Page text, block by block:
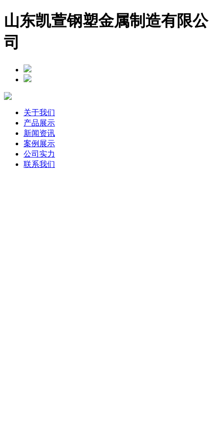
山东凯萱钢塑金属制造有限公
司
关于我们
产品展示
新闻资讯
案例展示
公司实力
联系我们